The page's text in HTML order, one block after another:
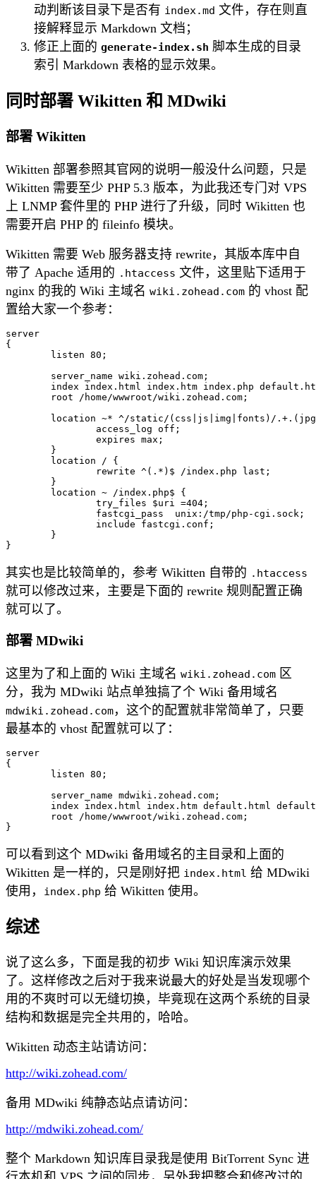
动判断该目录下是否有 index.md 文件，存在则直
接解释显示 Markdown 文档；
修正上面的 generate-index.sh 脚本生成的目录
索引 Markdown 表格的显示效果。
同时部署 Wikitten 和 MDwiki
部署 Wikitten
Wikitten 部署参照其官网的说明一般没什么问题，只是
Wikitten 需要至少 PHP 5.3 版本，为此我还专门对 VPS
上 LNMP 套件里的 PHP 进行了升级，同时 Wikitten 也
需要开启 PHP 的 fileinfo 模块。
Wikitten 需要 Web 服务器支持 rewrite，其版本库中自
带了 Apache 适用的 .htaccess 文件，这里贴下适用于
nginx 的我的 Wiki 主域名 wiki.zohead.com 的 vhost 配
置给大家一个参考：
server
{
其实也是比较简单的，参考 Wikitten 自带的 .htaccess
就可以修改过来，主要是下面的 rewrite 规则配置正确
就可以了。
部署 MDwiki
这里为了和上面的 Wiki 主域名 wiki.zohead.com 区
分，我为 MDwiki 站点单独搞了个 Wiki 备用域名
mdwiki.zohead.com，这个的配置就非常简单了，只要
最基本的 vhost 配置就可以了：
server
{
可以看到这个 MDwiki 备用域名的主目录和上面的
Wikitten 是一样的，只是刚好把 index.html 给 MDwiki
使用，
index.php 给 Wikitten 使用。
综述
说了这么多，下面是我的初步 Wiki 知识库演示效果
了。这样修改之后对于我来说最大的好处是当发现哪个
用的不爽时可以无缝切换，毕竟现在这两个系统的目录
结构和数据是完全共用的，哈哈。
Wikitten 动态主站请访问：
http://wiki.zohead.com/
备用 MDwiki 纯静态站点请访问：
http://mdwiki.zohead.com/
整个 Markdown 知识库目录我是使用 BitTorrent Sync 进